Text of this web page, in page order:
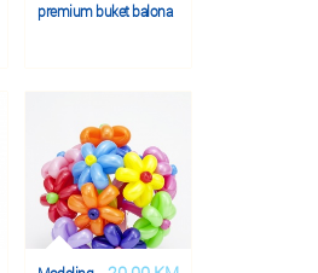
premium buket balona